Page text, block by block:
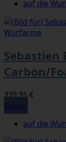
auf die
Sebastien
Carbon/
339,95 €
Details
auf die